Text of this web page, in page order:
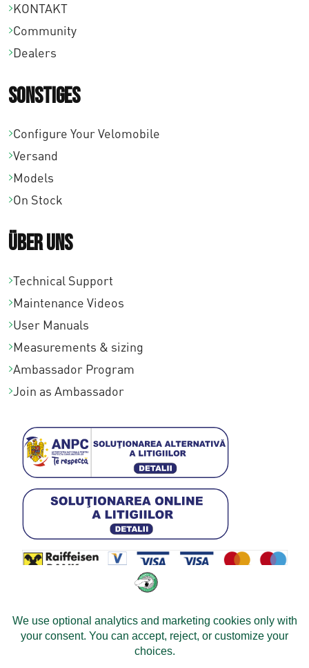
0
KONTAKT
Community
Dealers
Sonstiges
Configure Your Velomobile
Versand
Models
On Stock
Über uns
Technical Support
Maintenance Videos
User Manuals
Measurements & sizing
Ambassador Program
Join as Ambassador